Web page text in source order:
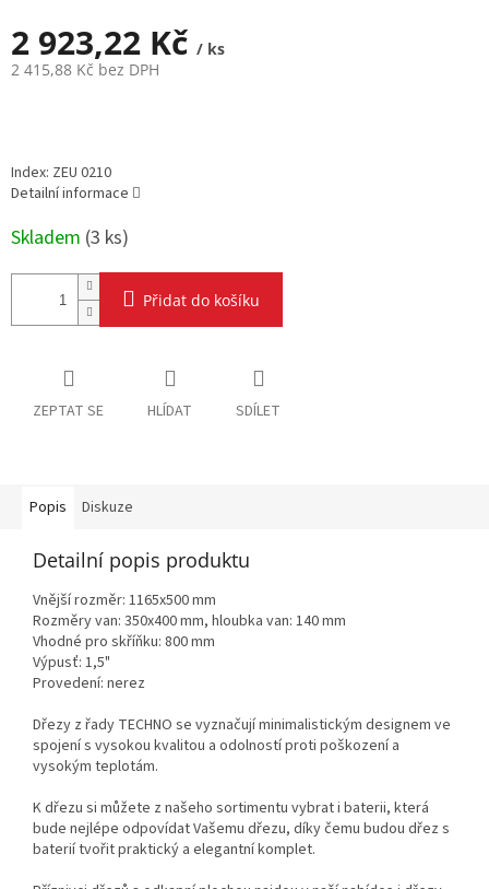
2 923,22 Kč / ks
2 415,88 Kč bez DPH
Index: ZEU 0210
Detailní informace
Skladem (3 ks)
Přidat do košíku
ZEPTAT SE HLÍDAT SDÍLET
Popis Diskuze
Detailní popis produktu
Vnější rozměr: 1165x500 mm
Rozměry van: 350x400 mm, hloubka van: 140 mm
Vhodné pro skříňku: 800 mm
Výpusť: 1,5"
Provedení: nerez
Dřezy z řady TECHNO se vyznačují minimalistickým designem ve
spojení s vysokou kvalitou a odolností proti poškození a
vysokým teplotám.
K dřezu si můžete z našeho sortimentu vybrat i baterii, která
bude nejlépe odpovídat Vašemu dřezu, díky čemu budou dřez s
baterií tvořit praktický a elegantní komplet.